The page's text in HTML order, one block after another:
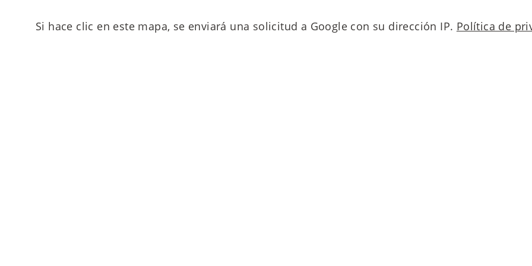
Si hace clic en este mapa, se enviará una solicitud a Google con su dirección IP. Política de